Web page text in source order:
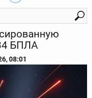
БПЛА
08:01